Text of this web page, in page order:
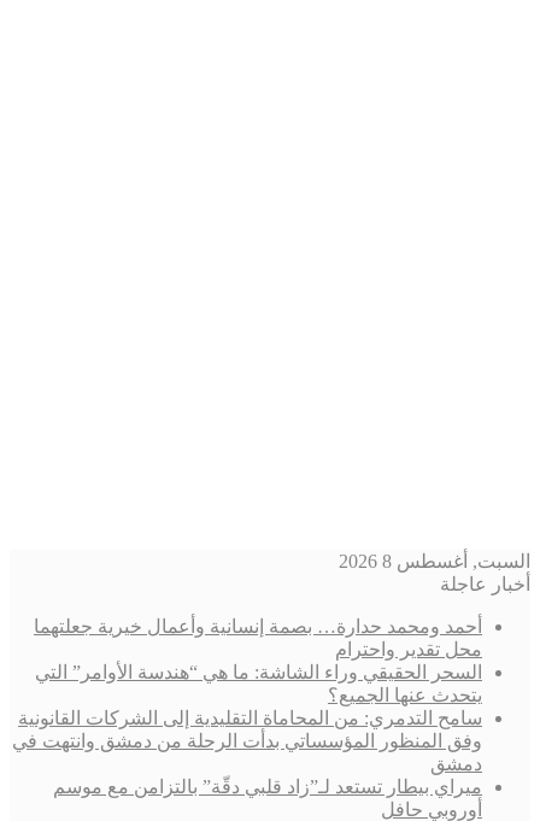
السبت, أغسطس 8 2026
أخبار عاجلة
أحمد ومحمد حدارة… بصمة إنسانية وأعمال خيرية جعلتهما
محل تقدير واحترام
السحر الحقيقي وراء الشاشة: ما هي “هندسة الأوامر” التي
يتحدث عنها الجميع؟
سامح التدمري: من المحاماة التقليدية إلى الشركات القانونية
وفق المنظور المؤسساتي بدأت الرحلة من دمشق وانتهت في
دمشق
ميراي بيطار تستعد لـ”زاد قلبي دقّة” بالتزامن مع موسم
أوروبي حافل